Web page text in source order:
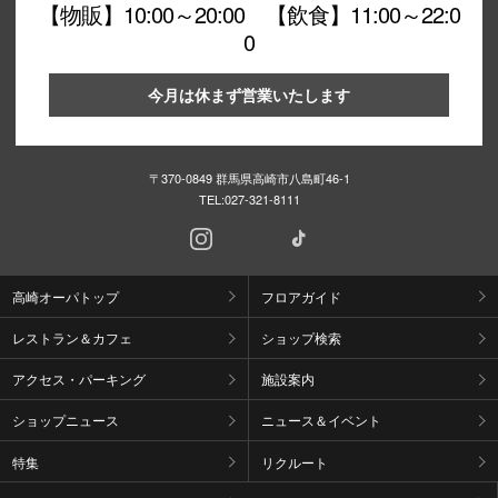
【物販】10:00～20:00 【飲食】11:00～22:0
0
今月は休まず営業いたします
〒370-0849 群馬県高崎市八島町46-1
TEL:027-321-8111
高崎オーパトップ フロアガイド
レストラン＆カフェ ショップ検索
アクセス・パーキング 施設案内
ショップニュース ニュース＆イベント
特集 リクルート